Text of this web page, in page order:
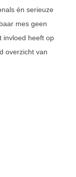
én serieuze
mes geen
invloed heeft op
overzicht van